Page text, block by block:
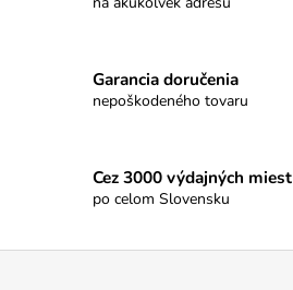
Garancia doručenia
nepoškodeného tovaru
Cez 3000 výdajných miest
po celom Slovensku